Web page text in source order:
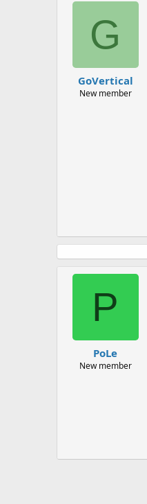
G
GoVertical
New member
P
PoLe
New member